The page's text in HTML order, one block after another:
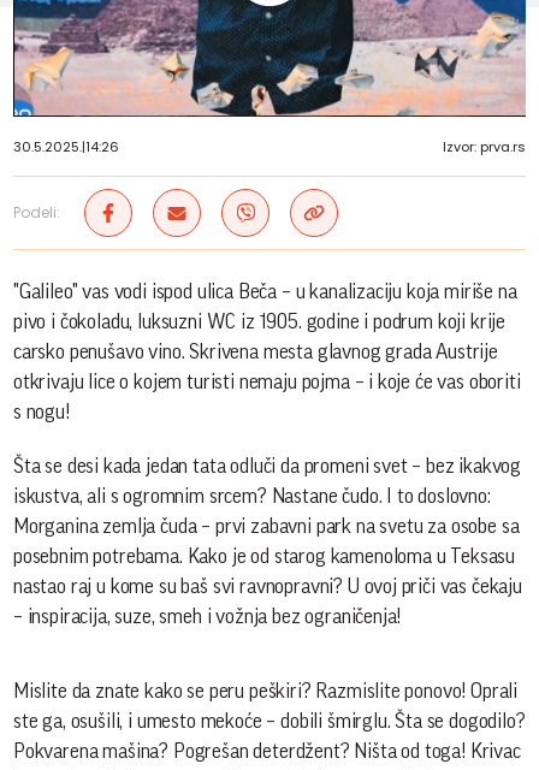
Play
30.5.2025.|14:26 Izvor: prva.rs
Podeli:
"Galileo" vas vodi ispod ulica Beča – u kanalizaciju koja miriše na
pivo i čokoladu, luksuzni WC iz 1905. godine i podrum koji krije
carsko penušavo vino. Skrivena mesta glavnog grada Austrije
otkrivaju lice o kojem turisti nemaju pojma – i koje će vas oboriti
s nogu!
Šta se desi kada jedan tata odluči da promeni svet – bez ikakvog
iskustva, ali s ogromnim srcem? Nastane čudo. I to doslovno:
Morganina zemlja čuda – prvi zabavni park na svetu za osobe sa
posebnim potrebama. Kako je od starog kamenoloma u Teksasu
nastao raj u kome su baš svi ravnopravni? U ovoj priči vas čekaju
– inspiracija, suze, smeh i vožnja bez ograničenja!
Mislite da znate kako se peru peškiri? Razmislite ponovo! Oprali
ste ga, osušili, i umesto mekoće – dobili šmirglu. Šta se dogodilo?
Pokvarena mašina? Pogrešan deterdžent? Ništa od toga! Krivac